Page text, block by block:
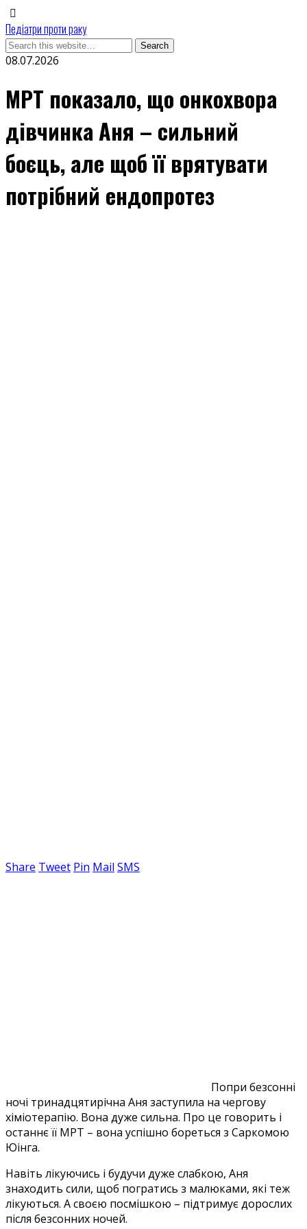
Педіатри проти раку
08.07.2026
МРТ показало, що онкохвора
дівчинка Аня – сильний
боєць, але щоб її врятувати
потрібний ендопротез
Share Tweet Pin Mail SMS
Попри безсонні
ночі тринадцятирічна Аня заступила на чергову
хіміотерапію. Вона дуже сильна. Про це говорить і
останнє її МРТ – вона успішно бореться з Саркомою
Юінга.
Навіть лікуючись і будучи дуже слабкою, Аня
знаходить сили, щоб погратись з малюками, які теж
лікуються. А своєю посмішкою – підтримує дорослих
після безсонних ночей.